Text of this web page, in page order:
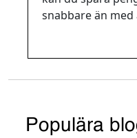
snabbare än
Populära